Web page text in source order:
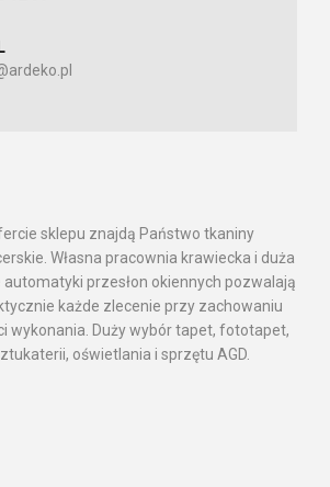
sklepu znajdą Państwo tkaniny
Własna pracownia krawiecka i duża
przesłon okiennych pozwalają
każde zlecenie przy zachowaniu
wykonania. Duży wybór tapet, fototapet,
oświetlania i sprzętu AGD.